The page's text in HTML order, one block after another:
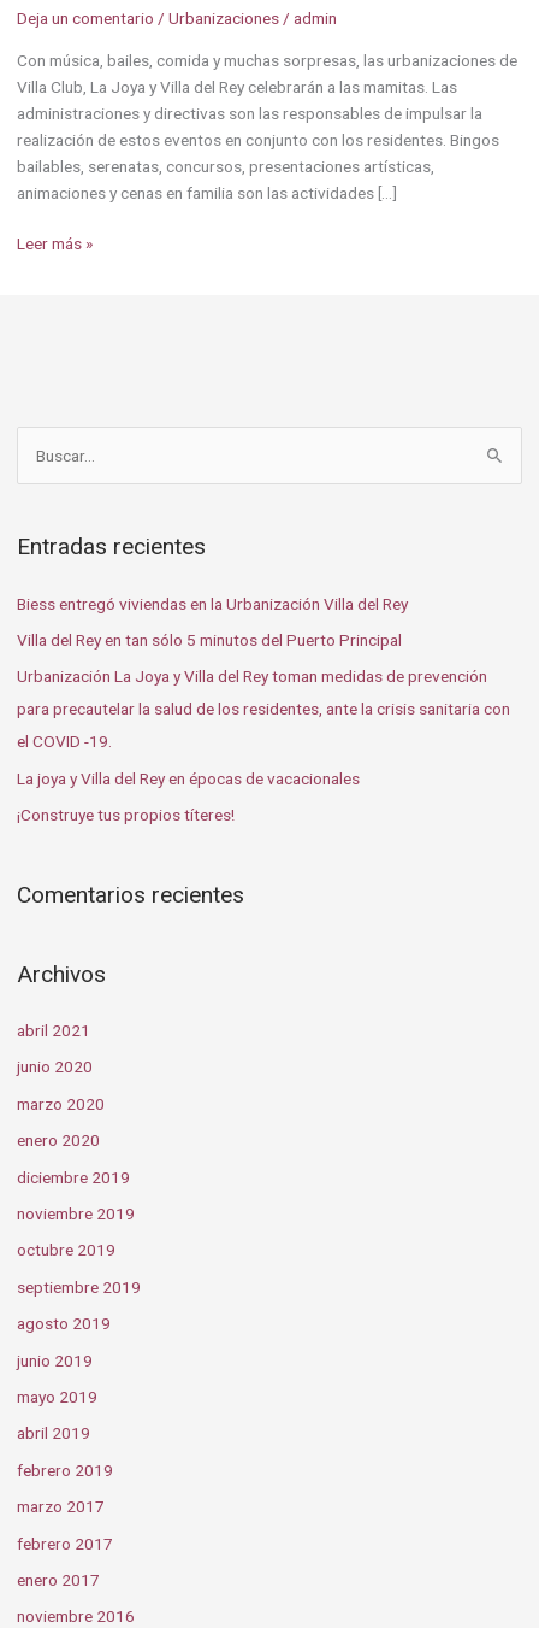
Deja un comentario / Urbanizaciones/ admin
Con música, bailes, comida y muchas sorpresas, las urbanizaciones de
Villa Club, La Joya y Villa del Rey celebrarán a las mamitas. Las
administraciones y directivas son las responsables de impulsar la
realización de estos eventos en conjunto con los residentes. Bingos
bailables, serenatas, concursos, presentaciones artísticas,
animaciones y cenas en familia son las actividades […]
Leer más »
c
o
r
Entradas recientes
Biess entregó viviendas en la Urbanización Villa del Rey
Villa del Rey en tan sólo 5 minutos del Puerto Principal
Urbanización La Joya y Villa del Rey toman medidas de prevención
para precautelar la salud de los residentes, ante la crisis sanitaria con
el COVID -19.
La joya y Villa del Rey en épocas de vacacionales
¡Construye tus propios títeres!
Comentarios recientes
Archivos
abril 2021
junio 2020
marzo 2020
enero 2020
diciembre 2019
noviembre 2019
octubre 2019
septiembre 2019
agosto 2019
junio 2019
mayo 2019
abril 2019
febrero 2019
marzo 2017
febrero 2017
enero 2017
noviembre 2016